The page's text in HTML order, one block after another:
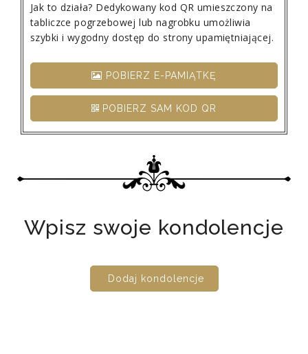
Jak to działa? Dedykowany kod QR umieszczony na
tabliczce pogrzebowej lub nagrobku umożliwia
szybki i wygodny dostęp do strony upamiętniającej.
POBIERZ E-PAMIĄTKĘ
POBIERZ SAM KOD QR
Wpisz swoje kondolencje
Dodaj kondolencje